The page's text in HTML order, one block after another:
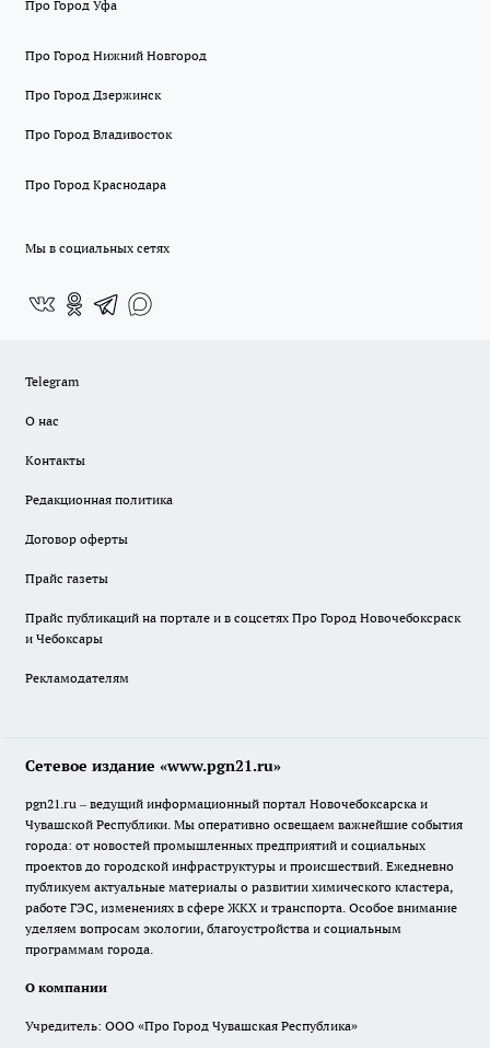
Про Город Уфа
Про Город Нижний Новгород
Про Город Дзержинск
Про Город Владивосток
Про Город Краснодара
Мы в социальных сетях
Telegram
О нас
Контакты
Редакционная политика
Договор оферты
Прайс газеты
Прайс публикаций на портале и в соцсетях Про Город Новочебоксраск
и Чебоксары
Рекламодателям
Сетевое издание «www.pgn21.ru»
pgn21.ru – ведущий информационный портал Новочебоксарска и
Чувашской Республики. Мы оперативно освещаем важнейшие события
города: от новостей промышленных предприятий и социальных
проектов до городской инфраструктуры и происшествий. Ежедневно
публикуем актуальные материалы о развитии химического кластера,
работе ГЭС, изменениях в сфере ЖКХ и транспорта. Особое внимание
уделяем вопросам экологии, благоустройства и социальным
программам города.
О компании
Учредитель: ООО «Про Город Чувашская Республика»